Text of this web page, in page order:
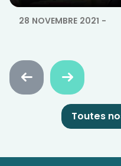
28 NOVEMBRE 2021 -
Faire
défiler
Faire
défiler
avant
Toutes